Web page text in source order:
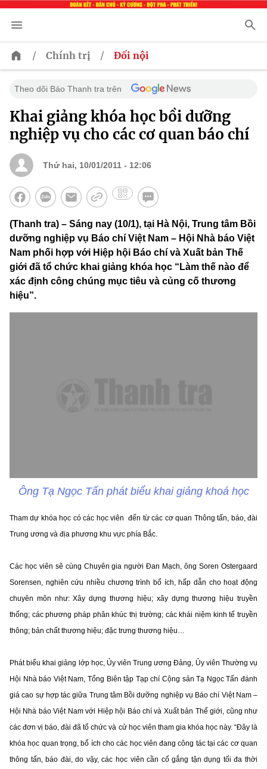
/ Chính trị / Đối nội
Theo dõi Báo Thanh tra trên
Khai giảng khóa học bồi dưỡng
nghiệp vụ cho các cơ quan báo chí
Thứ hai, 10/01/2011 - 12:06
(Thanh tra) – Sáng nay (10/1), tại Hà Nội, Trung tâm Bồi
dưỡng nghiệp vụ Báo chí Việt Nam – Hội Nhà báo Việt
Nam phối hợp với Hiệp hội Báo chí và Xuất bản Thế
giới đã tổ chức khai giảng khóa học “Làm thế nào để
xác định công chúng mục tiêu và củng cố thương
hiệu”.
Ông Tạ Ngọc Tấn phát biểu khai giảng khoá học
Tham dự khóa học cócác học viên đến từ các cơ quan Thông tấn, báo, đài
Trung ương và địa phương khu vực phía Bắc.
Các học viên sẽ cùng Chuyên gia người Đan Mạch, ông Soren Ostergaard
Sorensen, nghiên cứu nhiều chương trình bổ ích, hấp dẫn cho hoạt động
chuyên môn như: Xây dựng thương hiệu; xây dựng thương hiệu truyền
thống; các phương pháp phân khúc thị trường; các khái niệm kinh tế truyền
thông; bản chất thương hiệu; đặc trưng thương hiệu…
Phát biểu khai giảng lớp học, Ủy viên Trung ương Đảng, Ủy viên Thường vụ
Hội Nhà báo Việt Nam, Tổng Biên tập Tạp chí Cộng sản Tạ Ngọc Tấn đánh
giá cao sự hợp tác giữa Trung tâm Bồi dưỡng nghiệp vụ Báo chí Việt Nam –
Hội Nhà báo Việt Nam với Hiệp hội Báo chí và Xuất bản Thế giới, cũng như
các đơn vị báo, đài đã tổ chức và cử học viên tham gia khóa học này. “Đây là
khóa học quan trọng, bổ ích cho các học viên đang công tác tại các cơ quan
thông tấn, báo đài, do vậy, các học viên cần cố gắng tận dụng tối đa thời